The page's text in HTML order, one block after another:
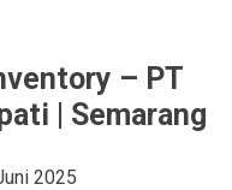
– PT
| Semarang
2025